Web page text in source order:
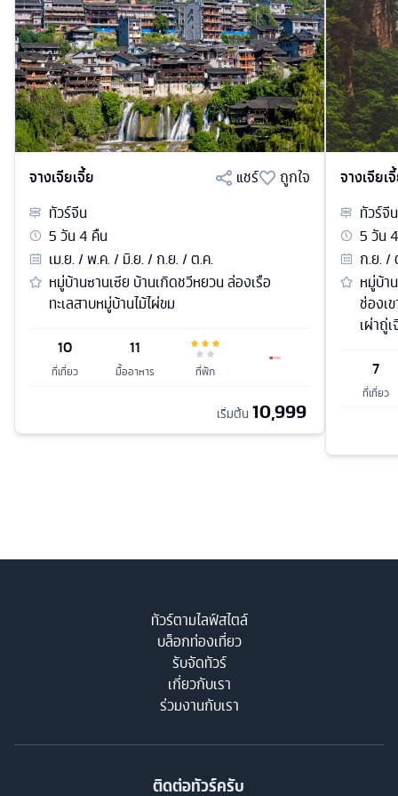
จางเจียเจี้ย แชร์
ถูกใจ
ทัวร์จีน
5วัน4 คืน
เม.ย. / พ.ค. / มิ.ย. / ก.ย. / ต.ค.
หมู่บ้านซานเซีย บ้านเกิดชวีหยวน ล่องเรือ
ทะเลสาบหมู่บ้านไม้ไผ่ขม
10
ที่เที่ยว
11
มื้ออาหาร ที่พัก
เริ่มต้น 10,999
จางเจียเ
ทัวร์จีน
5วัน4
ก.ย. /
หมู่บ้า
ช่องเ
เผ่าถู่
7
ที่เที่ยว
ทัวร์ตามไลฟ์สไตล์
บล็อกท่องเที่ยว
รับจัดทัวร์
เกี่ยวกับเรา
ร่วมงานกับเรา
ติดต่อทัวร์ครับ